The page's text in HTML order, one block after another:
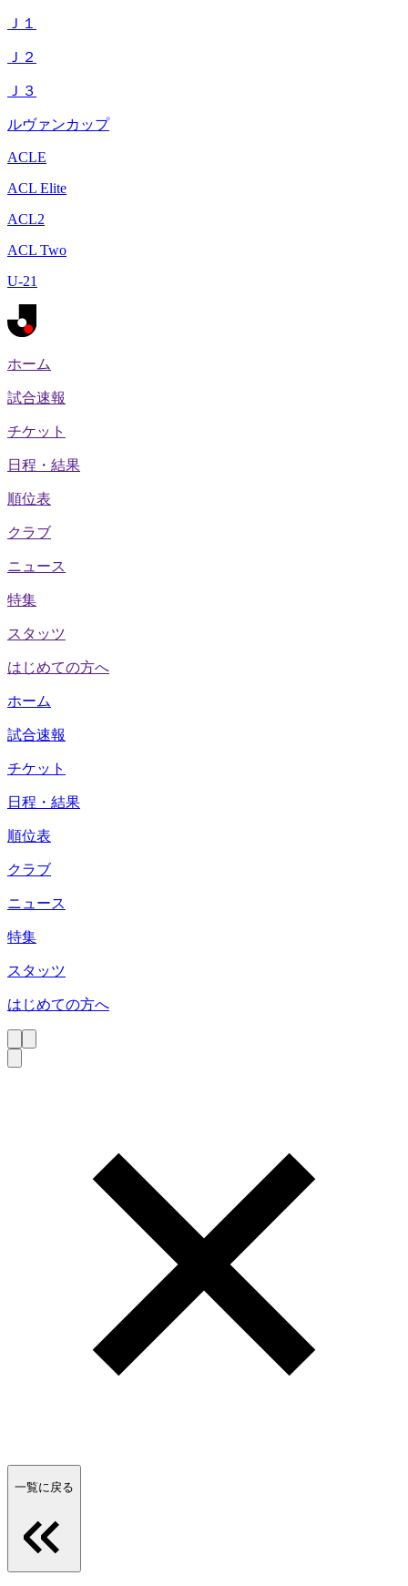
Ｊ１
Ｊ２
Ｊ３
ルヴァンカップ
ACLE
ACL Elite
ACL2
ACL Two
U-21
ホーム
試合速報
チケット
日程・結果
順位表
クラブ
ニュース
特集
スタッツ
はじめての方へ
ホーム
試合速報
チケット
日程・結果
順位表
クラブ
ニュース
特集
スタッツ
はじめての方へ
一覧に戻る